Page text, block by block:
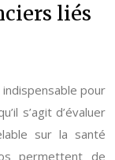
liés
pour
s’agit d’évaluer
sur la santé
permettent de